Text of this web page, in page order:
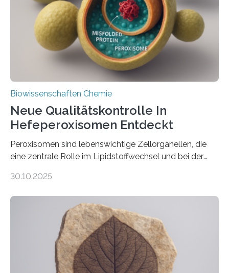
Biowissenschaften Chemie
Neue Qualitätskontrolle In
Hefeperoxisomen Entdeckt
Peroxisomen sind lebenswichtige Zellorganellen, die
eine zentrale Rolle im Lipidstoffwechsel und bei der
erfüllen können, müssen zahlreiche Enzyme präzise in
der Ruhr-Universität Bochum um Prof. Dr. Ralf Erdmann
und Dr. Ismaila Francis Yusuf hat nun einen bislang
unbekannten Qualitätskontrollmechanismus des
peroxisomalen Proteintransports in der Bäckerhefe
Saccharomyces cerevisiae entdeckt, der für die
Funktionsfähigkeit der Organellen entscheidend ist. Die
30.10.2025